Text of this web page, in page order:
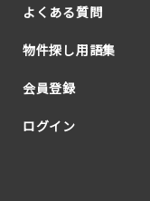
よくある質問
物件探し用語集
会員登録
ログイン